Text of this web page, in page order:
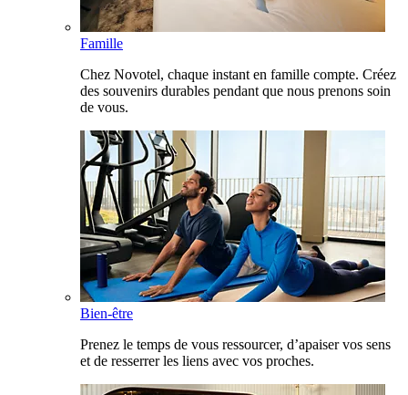
Famille
Chez Novotel, chaque instant en famille compte. Créez
des souvenirs durables pendant que nous prenons soin
de vous.
Bien-être
Prenez le temps de vous ressourcer, d’apaiser vos sens
et de resserrer les liens avec vos proches.